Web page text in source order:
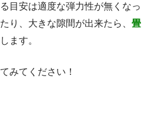
目安は適度な弾力性が無くなっ
り、大きな隙間が出来たら、 畳
ます。
てください！